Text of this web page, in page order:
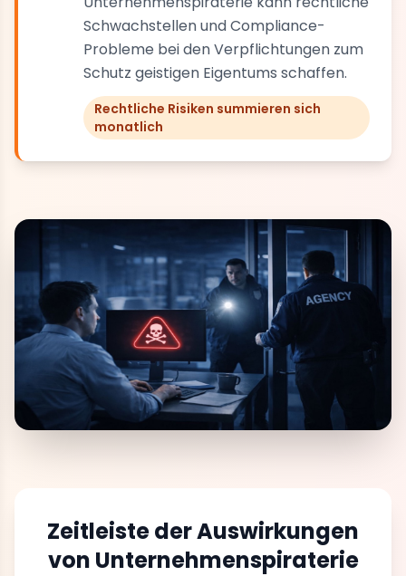
Schwachstellen und Compliance-
Probleme bei den Verpflichtungen zum
Schutz geistigen Eigentums schaffen.
Rechtliche Risiken summieren sich
monatlich
Zeitleiste der Auswirkungen
von Unternehmenspiraterie